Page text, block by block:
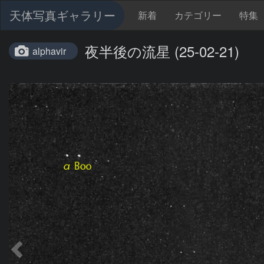
天体写真ギャラリー 新着 カテゴリー 特集
alphavir 夜半後の流星 (25-02-21)